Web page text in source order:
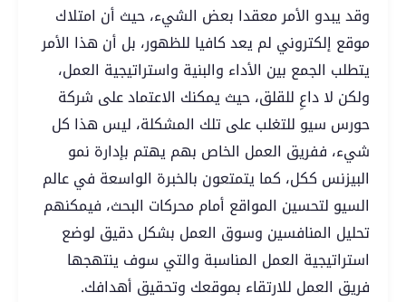
وقد يبدو الأمر معقدا بعض الشيء، حيث أن امتلاك
موقع إلكتروني لم يعد كافيا للظهور، بل أن هذا الأمر
يتطلب الجمع بين الأداء والبنية واستراتيجية العمل،
ولكن لا داعِ للقلق، حيث يمكنك الاعتماد على شركة
حورس سيو للتغلب على تلك المشكلة، ليس هذا كل
شيء، ففريق العمل الخاص بهم يهتم بإدارة نمو
البيزنس ككل، كما يتمتعون بالخبرة الواسعة في عالم
السيو لتحسين المواقع أمام محركات البحث، فيمكنهم
تحليل المنافسين وسوق العمل بشكل دقيق لوضع
استراتيجية العمل المناسبة والتي سوف ينتهجها
فريق العمل للارتقاء بموقعك وتحقيق أهدافك.